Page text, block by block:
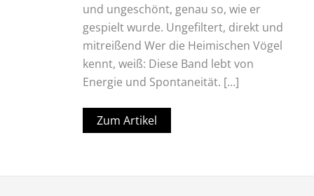
und ungeschönt, genau so, wie er
gespielt wurde. Ungefiltert, direkt und
mitreißend Wer die Heimischen Vögel
kennt, weiß: Diese Band lebt von
Energie und Spontaneität. […]
Zum Artikel